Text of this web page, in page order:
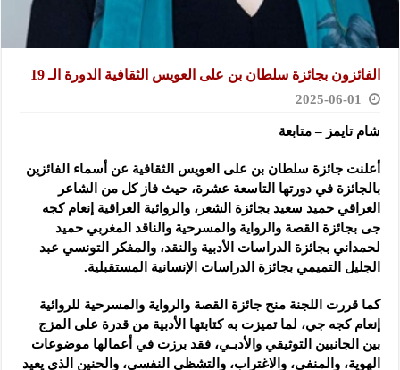
الفائزون بجائزة سلطان بن على العويس الثقافية الدورة الـ 19
2025-06-01
شام تايمز – متابعة
أعلنت جائزة سلطان بن على العويس الثقافية عن أسماء الفائزين
بالجائزة في دورتها التاسعة عشرة، حيث فاز كل من الشاعر
العراقي حميد سعيد بجائزة الشعر، والروائية العراقية إنعام كجه
جى بجائزة القصة والرواية والمسرحية والناقد المغربي حميد
لحمداني بجائزة الدراسات الأدبية والنقد، والمفكر التونسي عبد
الجليل التميمي بجائزة الدراسات الإنسانية المستقبلية.
كما قررت اللجنة منح جائزة القصة والرواية والمسرحية للروائية
إنعام كجه جي، لما تميزت به كتابتها الأدبية من قدرة على المزج
بين الجانبين التوثيقي والأدبـي، فقد برزت في أعمالها موضوعات
الهوية، والمنفى، والاغتراب، والتشظي النفسي، والحنين الذى يعيد